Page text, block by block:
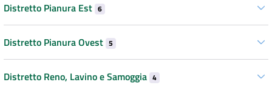
Distretto Pianura Est 6
Distretto Pianura Ovest 5
Distretto Reno, Lavino e Samoggia 4